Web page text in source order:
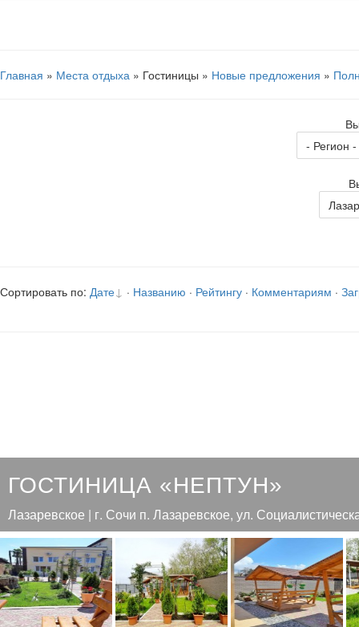
Главная » Места отдыха » Гостиницы » Новые предложения »
Сортировать по: Дате · Названию · Рейтингу · Комментариям ·
ГОСТИНИЦА «НЕПТУН»
Лазаревское | г. Сочи п. Лазаревское, ул.